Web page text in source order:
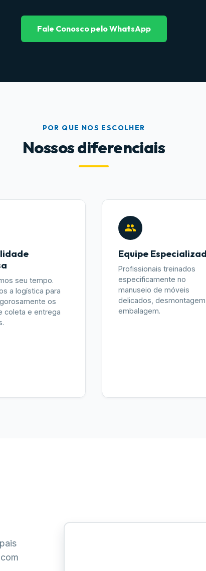
Fale Conosco pelo WhatsApp
POR QUE NOS ESCOLHER
Nossos diferenciais
seu tempo.
a logística para
os
coleta e entrega
Equipe
Profissionais treinados
especificamente no
manuseio de móveis
delicados,
embalagem.